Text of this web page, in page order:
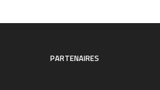
PARTENAIRES